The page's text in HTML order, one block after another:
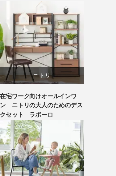
ニトリ
リビングダイニング
在宅ワーク向けオールインワ
ン ニトリの大人のためのデス
クセット ラボーロ